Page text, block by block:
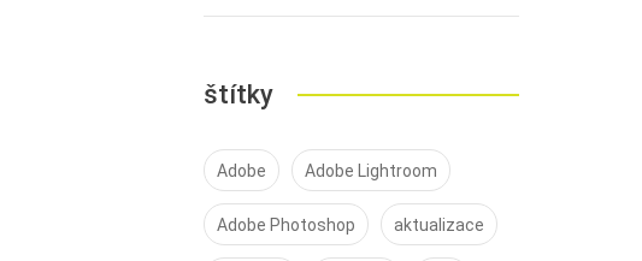
štítky
Adobe Adobe Lightroom
Adobe Photoshop aktualizace